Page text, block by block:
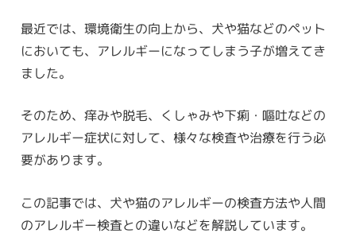
最近では、環境衛生の向上から、犬や猫などのペット
においても、アレルギーになってしまう子が増えてき
ました。
そのため、痒みや脱毛、くしゃみや下痢・嘔吐などの
アレルギー症状に対して、様々な検査や治療を行う必
要があります。
この記事では、犬や猫のアレルギーの検査方法や人間
のアレルギー検査との違いなどを解説しています。